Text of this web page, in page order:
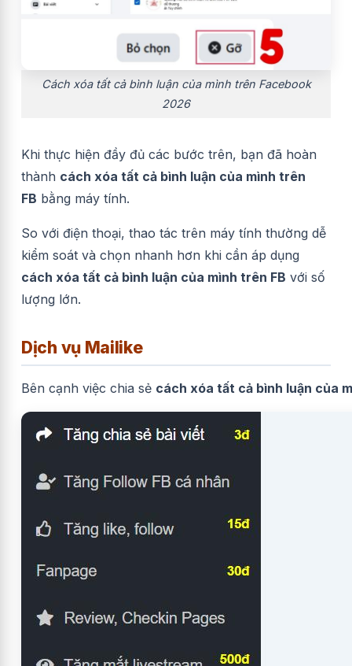
Cách xóa tất cả bình luận của mình trên Facebook
2026
Khi thực hiện đầy đủ các bước trên, bạn đã hoàn
thành cách xóa tất cả bình luận của mình trên
FB bằng máy tính.
So với điện thoại, thao tác trên máy tính thường dễ
kiểm soát và chọn nhanh hơn khi cần áp dụng
cách xóa tất cả bình luận của mình trên FB với số
lượng lớn.
Dịch vụ Mailike
Bên cạnh việc chia sẻ cách xóa tất cả bình luận của